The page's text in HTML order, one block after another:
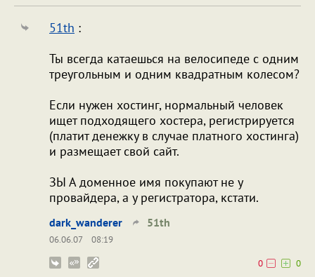
51th :
Ты всегда катаешься на велосипеде с одним
треугольным и одним квадратным колесом?
Если нужен хостинг, нормальный человек
ищет подходящего хостера, регистрируется
(платит денежку в случае платного хостинга)
и размещает свой сайт.
ЗЫ А доменное имя покупают не у
провайдера, а у регистратора, кстати.
dark_wanderer 51th
06.06.07
08:19
0
0